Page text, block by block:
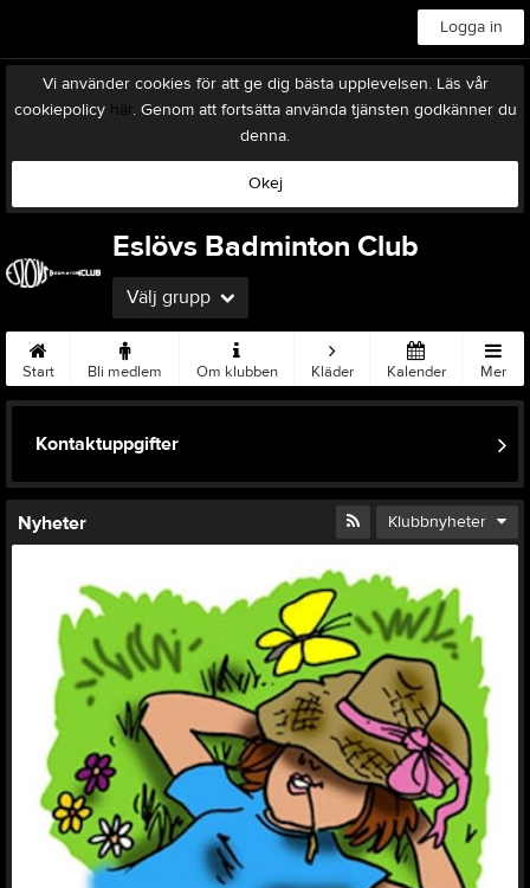
Logga in
Vi använder cookies för att ge dig bästa upplevelsen. Läs vår
cookiepolicy här. Genom att fortsätta använda tjänsten godkänner du
denna.
Okej
Eslövs Badminton Club
Välj grupp
Start Bli medlem Om klubben Kläder Kalender Mer
Kontaktuppgifter
Nyheter Klubbnyheter